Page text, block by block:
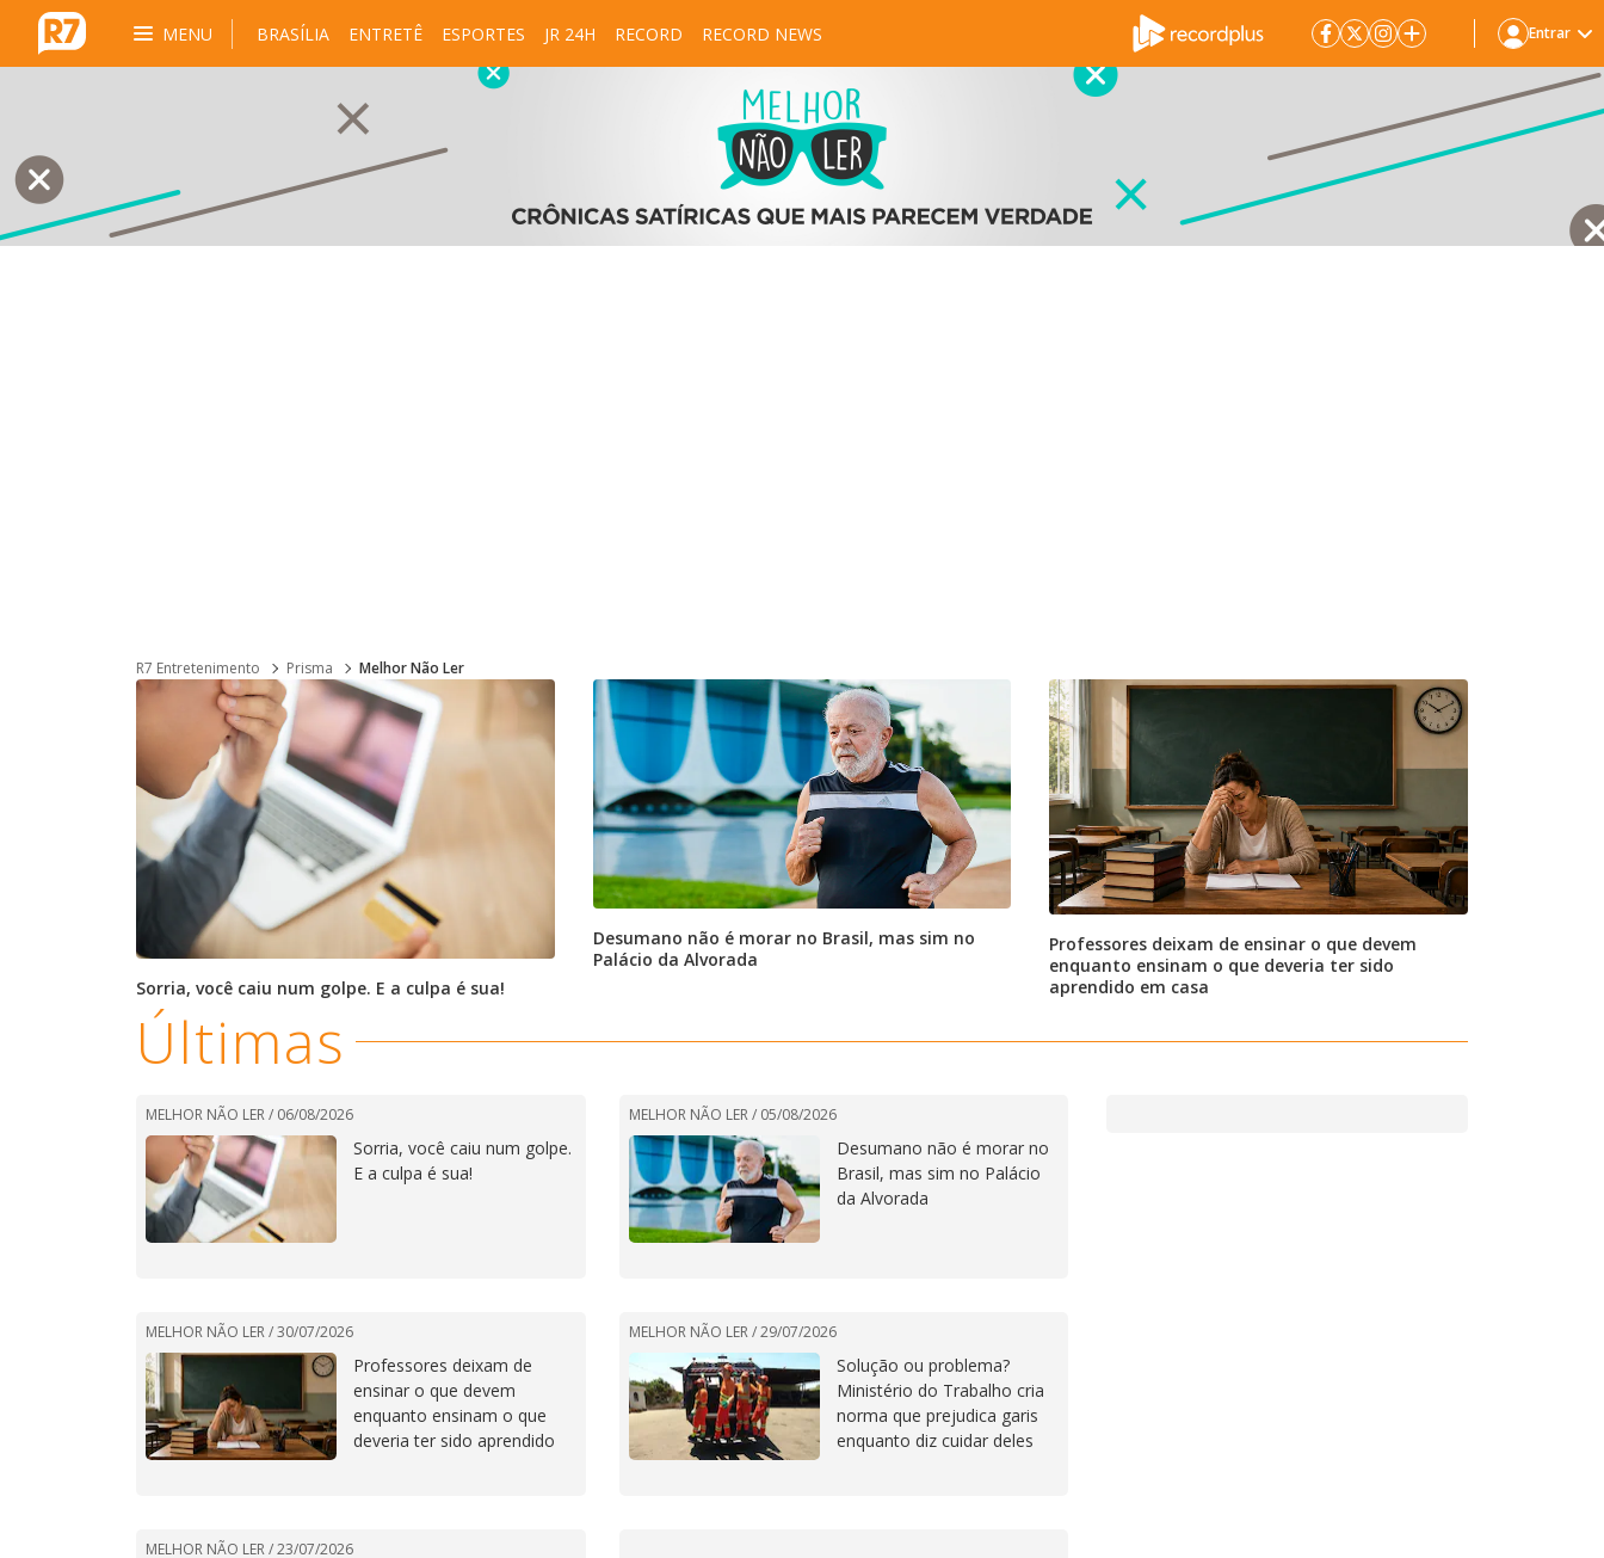
MENU BRASÍLIA ENTRETÊ ESPORTES JR 24H RECORD RECORD NEWS Entrar
R7 Entretenimento Prisma Melhor Não Ler
Sorria, você caiu num golpe. E a culpa é sua!
Desumano não é morar no Brasil, mas sim no
Palácio da Alvorada
Professores deixam de ensinar o que devem
enquanto ensinam o que deveria ter sido
aprendido em casa
Últimas
MELHOR NÃO LER / 06/08/2026
Sorria, você caiu num golpe.
E a culpa é sua!
MELHOR NÃO LER / 05/08/2026
Desumano não é morar no
Brasil, mas sim no Palácio
da Alvorada
MELHOR NÃO LER /30/07/2026
Professores deixam de
ensinar o que devem
enquanto ensinam o que
deveria ter sido aprendido
MELHOR NÃO LER /29/07/2026
Solução ou problema?
Ministério do Trabalho cria
norma que prejudica garis
enquanto diz cuidar deles
MELHOR NÃO LER /23/07/2026